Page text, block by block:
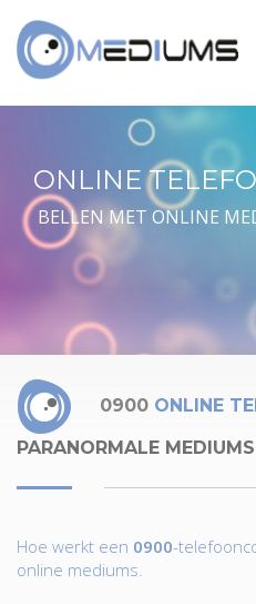
ONLINE
BELLEN MET ONLINE
0900 ONLINE
PARANORMALE MEDIUMS
Hoe werkt een 0900-
online mediums.